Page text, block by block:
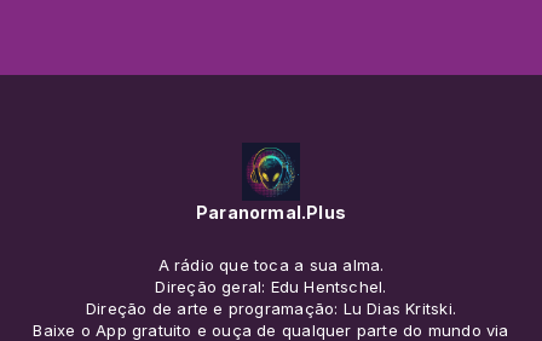
Paranormal.Plus
A rádio que toca a sua alma.
Direção geral: Edu Hentschel.
Direção de arte e programação: Lu Dias Kritski.
Baixe o App gratuito e ouça de qualquer parte do mundo via